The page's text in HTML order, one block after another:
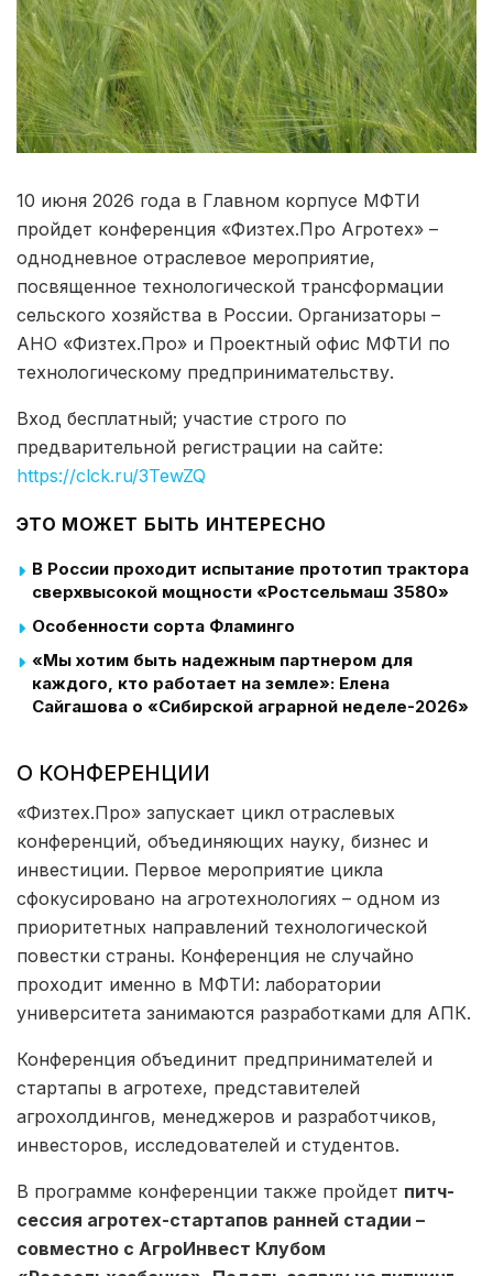
10 июня 2026 года в Главном корпусе МФТИ
пройдет конференция «Физтех.Про Агротех» –
однодневное отраслевое мероприятие,
посвященное технологической трансформации
сельского хозяйства в России. Организаторы –
АНО «Физтех.Про» и Проектный офис МФТИ по
технологическому предпринимательству.
Вход бесплатный; участие строго по
предварительной регистрации на сайте:
https://clck.ru/3TewZQ
ЭТО МОЖЕТ БЫТЬ ИНТЕРЕСНО
В России проходит испытание прототип трактора
сверхвысокой мощности «Ростсельмаш 3580»
Особенности сорта Фламинго
«Мы хотим быть надежным партнером для
каждого, кто работает на земле»: Елена
Сайгашова о «Сибирской аграрной неделе-2026»
О КОНФЕРЕНЦИИ
«Физтех.Про» запускает цикл отраслевых
конференций, объединяющих науку, бизнес и
инвестиции. Первое мероприятие цикла
сфокусировано на агротехнологиях – одном из
приоритетных направлений технологической
повестки страны. Конференция не случайно
проходит именно в МФТИ: лаборатории
университета занимаются разработками для АПК.
Конференция объединит предпринимателей и
стартапы в агротехе, представителей
агрохолдингов, менеджеров и разработчиков,
инвесторов, исследователей и студентов.
В программе конференции также пройдет питч-
сессия агротех-стартапов ранней стадии –
совместно с АгроИнвест Клубом